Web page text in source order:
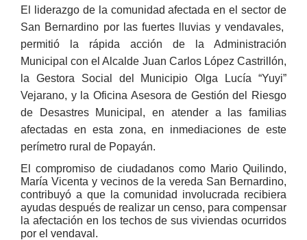
E l liderazgo de la comunidad afectada en el sector de
San Bernardino por las fuertes lluvias y vendavales,
permitió la rápida acción de la Administración
Municipal con el Alcalde Juan Carlos López Castrillón,
la Gestora Social del Municipio Olga Lucía “Yuyi”
Vejarano, y la Oficina Asesora de Gestión del Riesgo
de Desastres Municipal, en atender a las familias
afectadas en esta zona, en inmediaciones de este
perímetro rural de Popayán.
El compromiso de ciudadanos como Mario Quilindo,
María Vicenta y vecinos de la vereda San Bernardino,
contribuyó a que la comunidad involucrada recibiera
ayudas después de realizar un censo, para compensar
la afectación en los techos de sus viviendas ocurridos
por el vendaval.